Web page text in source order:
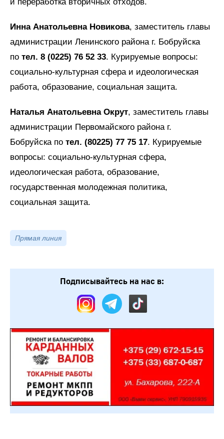
Инна Анатольевна Новикова, заместитель главы
администрации Ленинского района г. Бобруйска
по тел. 8 (0225) 76 52 33. Курируемые вопросы:
социально-культурная сфера и идеологическая
работа, образование, социальная защита.
Наталья Анатольевна Окрут, заместитель главы
администрации Первомайского района г.
Бобруйска по тел. (80225) 77 75 17. Курируемые
вопросы: социально-культурная сфера,
идеологическая работа, образование,
государственная молодежная политика,
социальная защита.
Прямая линия
Подписывайтесь на нас в: